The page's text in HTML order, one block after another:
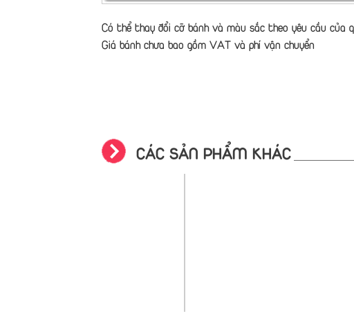
Có thể thay đổi cỡ bánh và màu sắc theo yêu cầu của
Giá bánh chưa bao gồm VAT và phí vận chuyển
CÁC SẢN PHẨM KHÁC